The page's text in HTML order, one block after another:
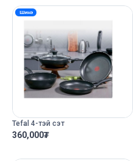
Шинэ
Tefal 4-тэй сэт
360,000₮